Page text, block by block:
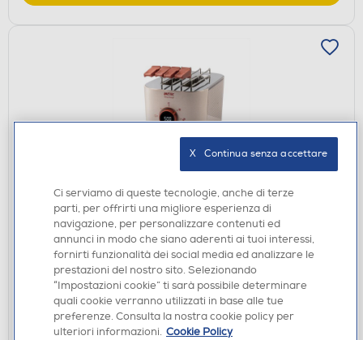
IMETEC - TOSTAPANE GRANTOAST-Sabbia, Terra
di Siena
€ 69,90
Acquisto online:disponibile
Ritiro in negozio in 30' gratuito:verifica
AGGIUNGI
Ci serviamo di queste tecnologie, anche di terze
parti, per offrirti una migliore esperienza di
navigazione, per personalizzare contenuti ed
annunci in modo che siano aderenti ai tuoi interessi,
fornirti funzionalità dei social media ed analizzare le
prestazioni del nostro sito. Selezionando
“Impostazioni cookie” ti sarà possibile determinare
quali cookie verranno utilizzati in base alle tue
preferenze. Consulta la nostra cookie policy per
ulteriori informazioni. Cookie Policy
X   Continua senza accettare